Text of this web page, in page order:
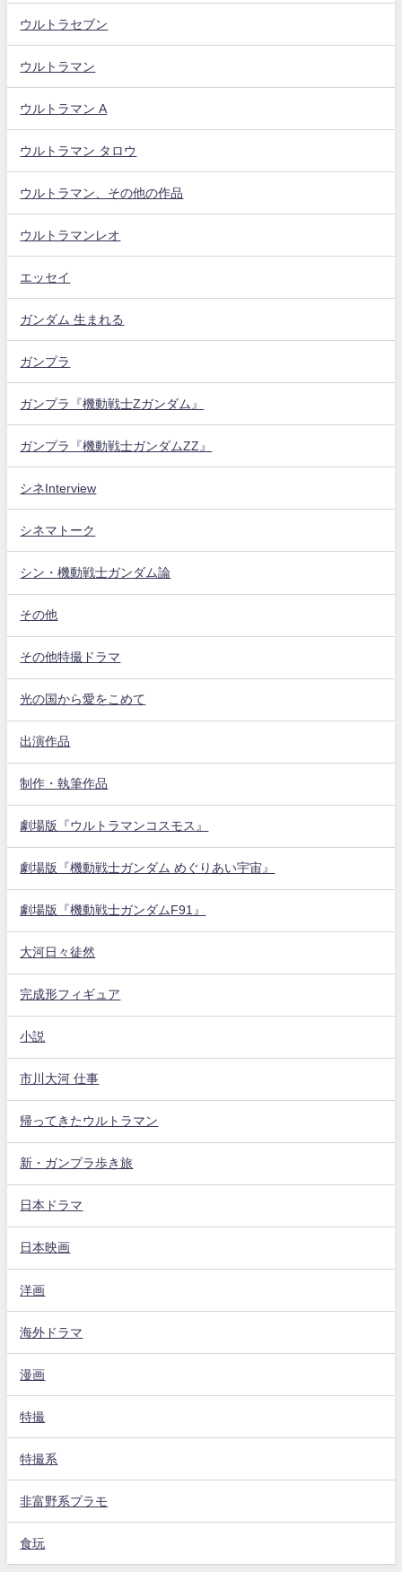
ウルトラセブン
ウルトラマン
ウルトラマン A
ウルトラマン タロウ
ウルトラマン、その他の作品
ウルトラマンレオ
エッセイ
ガンダム 生まれる
ガンプラ
ガンプラ『機動戦士Zガンダム』
ガンプラ『機動戦士ガンダムZZ』
シネInterview
シネマトーク
シン・機動戦士ガンダム論
その他
その他特撮ドラマ
光の国から愛をこめて
出演作品
制作・執筆作品
劇場版『ウルトラマンコスモス』
劇場版『機動戦士ガンダム めぐりあい宇宙』
劇場版『機動戦士ガンダムF91』
大河日々徒然
完成形フィギュア
小説
市川大河 仕事
帰ってきたウルトラマン
新・ガンプラ歩き旅
日本ドラマ
日本映画
洋画
海外ドラマ
漫画
特撮
特撮系
非富野系プラモ
食玩